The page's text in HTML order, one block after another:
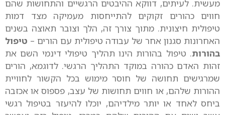
מעשית. לעיתים, דווקא ההיבטים הרגשיים והתחושות שהם
חווים כהורים זקוקים להתייחסות מעמיקה מצד דמות
טיפולית חיצונית. מתוך צורך זה, הלך וצובר תאוצה בשנים
האחרונות סגנון אחר של עבודה טיפולית עם הורים – טיפול
בהורות. טיפול בהורות הינו תהליך טיפולי דינמי השם את
זהות האדם כהורה במוקד התהליך הרגשי. לדוגמא, הורים
שמרגישים תחושה של חוסר מימוש בכל הקשור לחוויית
ההורות שלהם, או חווים תחושות של עצב, פספוס או אכזבה
ביחס לאחד או יותר מילדיהם, יוכלו להיעזר בטיפול רגשי